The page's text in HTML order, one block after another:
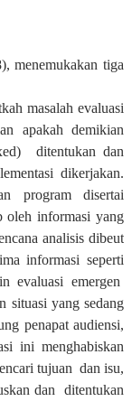
menemukakan tiga
masalah evaluasi
apakah demikian
ditentukan dan
dikerjakan.
program disertai
informasi yang
analisis dibeut
informasi seperti
evaluasi emergen
situasi yang sedang
penapat audiensi,
ini menghabiskan
tujuan dan isu,
dan ditentukan